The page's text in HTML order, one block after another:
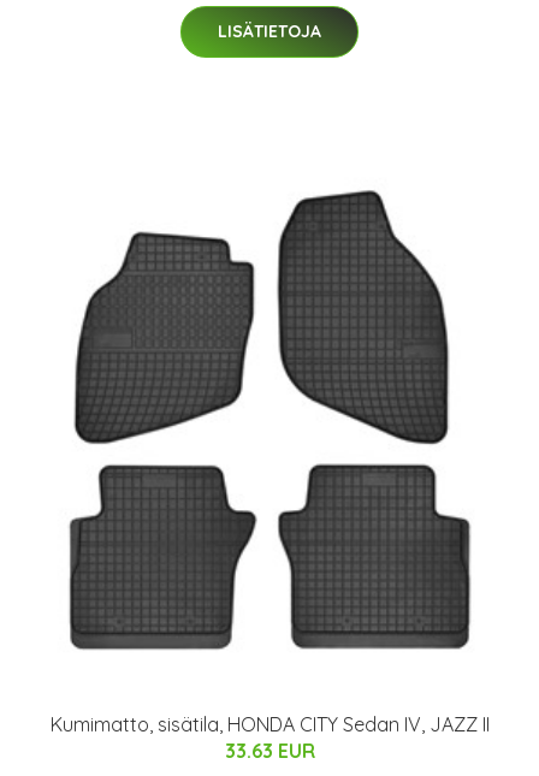
LISÄTIETOJA
Kumimatto, sisätila, HONDA CITY Sedan IV, JAZZ II
33.63 EUR